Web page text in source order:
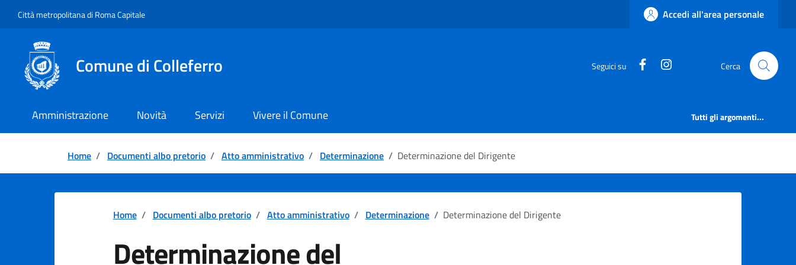
Città metropolitana di Roma Capitale Accedi all'area personale
Comune di Colleferro Seguici su https://www.facebook.com/
https:// Cerca
Amministrazione Novità Servizi Vivere il Comune Tutti gli argomenti...
Home / Documenti albo pretorio / Atto amministrativo / Determinazione / Determinazione del Dirigente
Home / Documenti albo pretorio / Atto amministrativo / Determinazione / Determinazione del Dirigente
Determinazione del